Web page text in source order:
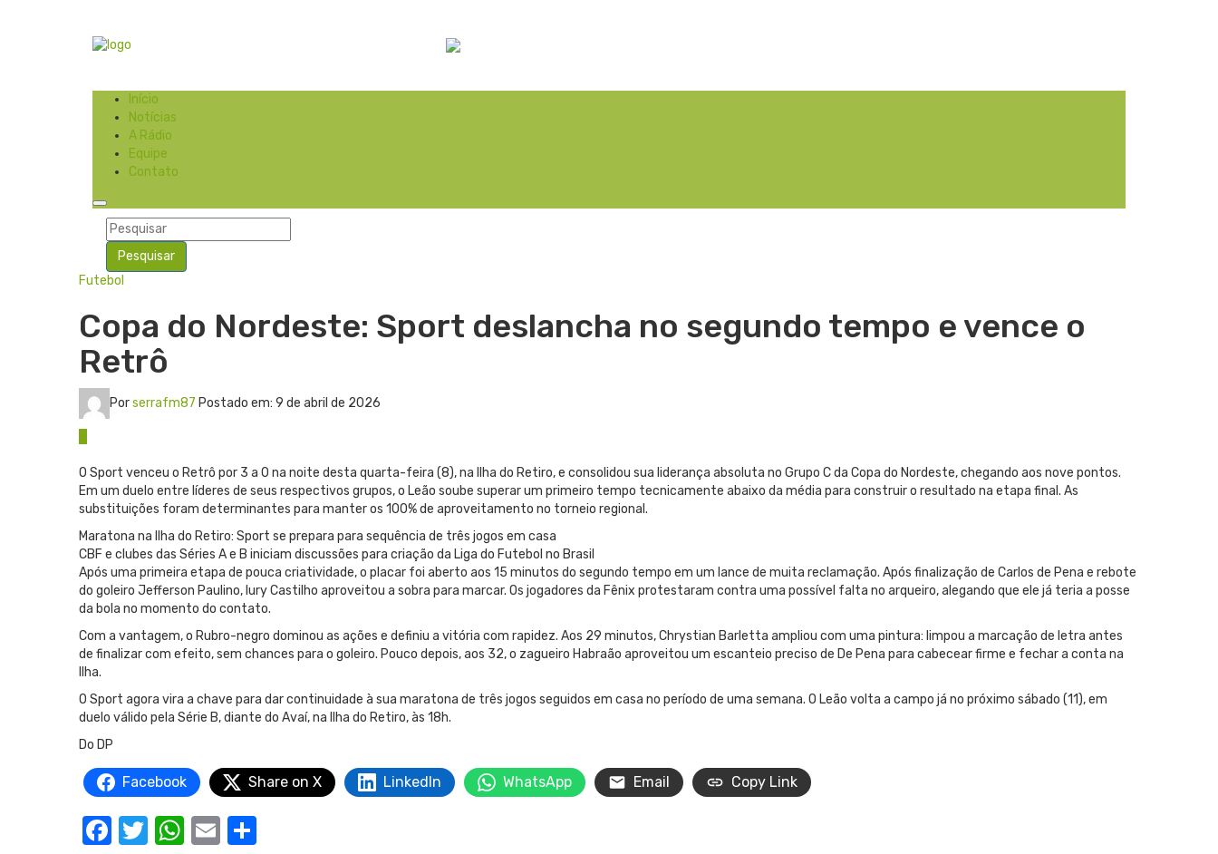
Início
Notícias
A Rádio
Equipe
Contato
Pesquisar
Futebol
Copa do Nordeste: Sport deslancha no segundo tempo e vence o
Retrô
Porserrafm87 Postado em: 9 de abril de 2026
O Sport venceu o Retrô por 3 a 0 na noite desta quarta-feira (8), na Ilha do Retiro, e consolidou sua liderança absoluta no Grupo C da Copa do Nordeste, chegando aos nove pontos.
Em um duelo entre líderes de seus respectivos grupos, o Leão soube superar um primeiro tempo tecnicamente abaixo da média para construir o resultado na etapa final. As
substituições foram determinantes para manter os 100% de aproveitamento no torneio regional.
Maratona na Ilha do Retiro: Sport se prepara para sequência de três jogos em casa
CBF e clubes das Séries A e B iniciam discussões para criação da Liga do Futebol no Brasil
Após uma primeira etapa de pouca criatividade, o placar foi aberto aos 15 minutos do segundo tempo em um lance de muita reclamação. Após finalização de Carlos de Pena e rebote
do goleiro Jefferson Paulino, Iury Castilho aproveitou a sobra para marcar. Os jogadores da Fênix protestaram contra uma possível falta no arqueiro, alegando que ele já teria a posse
da bola no momento do contato.
Com a vantagem, o Rubro-negro dominou as ações e definiu a vitória com rapidez. Aos 29 minutos, Chrystian Barletta ampliou com uma pintura: limpou a marcação de letra antes
de finalizar com efeito, sem chances para o goleiro. Pouco depois, aos 32, o zagueiro Habraão aproveitou um escanteio preciso de De Pena para cabecear firme e fechar a conta na
Ilha.
O Sport agora vira a chave para dar continuidade à sua maratona de três jogos seguidos em casa no período de uma semana. O Leão volta a campo já no próximo sábado (11), em
duelo válido pela Série B, diante do Avaí, na Ilha do Retiro, às 18h.
Do DP
Facebook Share on X LinkedIn WhatsApp Email Copy Link
Facebook
Twitter
WhatsApp
Email